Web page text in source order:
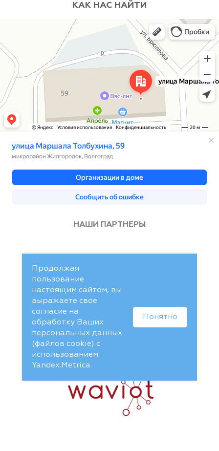
КАК НАС НАЙТИ
НАШИ ПАРТНЕРЫ
Продолжая
пользование
настоящим сайтом, вы
выражаете свое
согласие на
обработку Ваших
персональных данных
(файлов cookie) с
использованием
Yandex.Metrica.
Понятно